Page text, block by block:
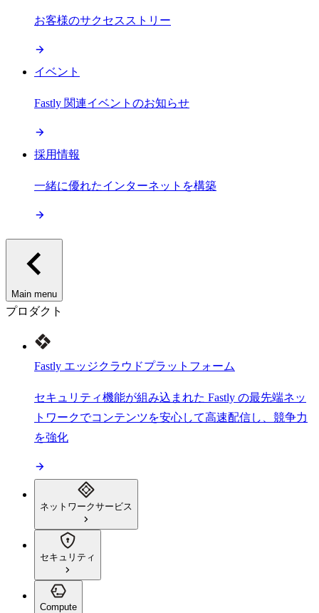
お客様のサクセスストリー
イベント
Fastly 関連イベントのお知らせ
採用情報
一緒に優れたインターネットを構築
Main menu
プロダクト
Fastly エッジクラウドプラットフォーム
セキュリティ機能が組み込まれた Fastly の最先端ネッ
トワークでコンテンツを安心して高速配信し、競争力
を強化
ネットワークサービス
セキュリティ
Compute